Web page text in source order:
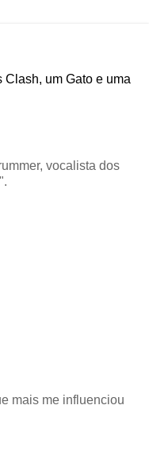
Clash, um Gato e uma
vocalista dos
mais me influenciou